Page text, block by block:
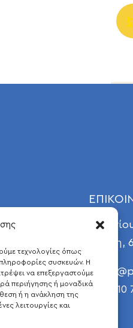
τεχνολογίες όπως
συσκευών. Η
να επεξεργαστούμε
περιήγησης ή μοναδικά
ή η ανάκληση της
λειτουργίες και
σήμα
Ξάνθη,
E
T 25410